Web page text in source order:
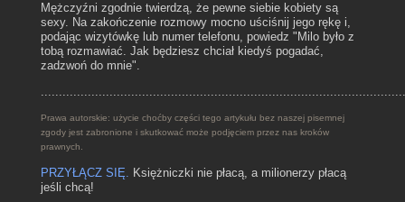
Mężczyźni zgodnie twierdzą, że pewne siebie kobiety są
sexy. Na zakończenie rozmowy mocno uściśnij jego rękę i,
podając wizytówkę lub numer telefonu, powiedz "Milo było z
tobą rozmawiać. Jak będziesz chciał kiedyś pogadać,
zadzwoń do mnie".
Prawa autorskie: użycie choćby części tego artykułu bez naszej pisemnej
zgody jest zabronione i skutkować może podjęciem przez nas kroków
prawnych.
PRZYŁĄCZ SIĘ. Księżniczki nie płacą, a milionerzy płacą
jeśli chcą!